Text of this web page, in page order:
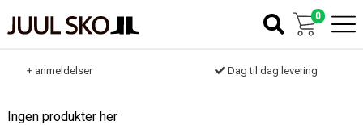
Ingen produkter her
0
+ anmeldelser Dag til dag levering